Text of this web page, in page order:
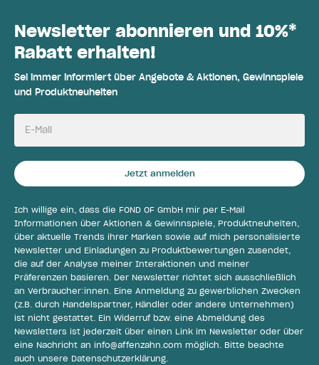
Newsletter abonnieren und 10%*
Rabatt erhalten!
Sei immer informiert über Angebote & Aktionen, Gewinnspiele
und Produktneuheiten
E-Mail
Jetzt anmelden
Ich willige ein, dass die FOND OF GmbH mir per E-Mail
Informationen über Aktionen & Gewinnspiele, Produktneuheiten,
über aktuelle Trends ihrer Marken sowie auf mich personalisierte
Newsletter und Einladungen zu Produktbewertungen zusendet,
die auf der Analyse meiner Interaktionen und meiner
Präferenzen basieren. Der Newsletter richtet sich ausschließlich
an Verbraucher:innen. Eine Anmeldung zu gewerblichen Zwecken
(z.B. durch Handelspartner, Händler oder andere Unternehmen)
ist nicht gestattet. Ein Widerruf bzw. eine Abmeldung des
Newsletters ist jederzeit über einen Link im Newsletter oder über
eine Nachricht an info@affenzahn.com möglich. Bitte beachte
auch unsere Datenschutzerklärung.